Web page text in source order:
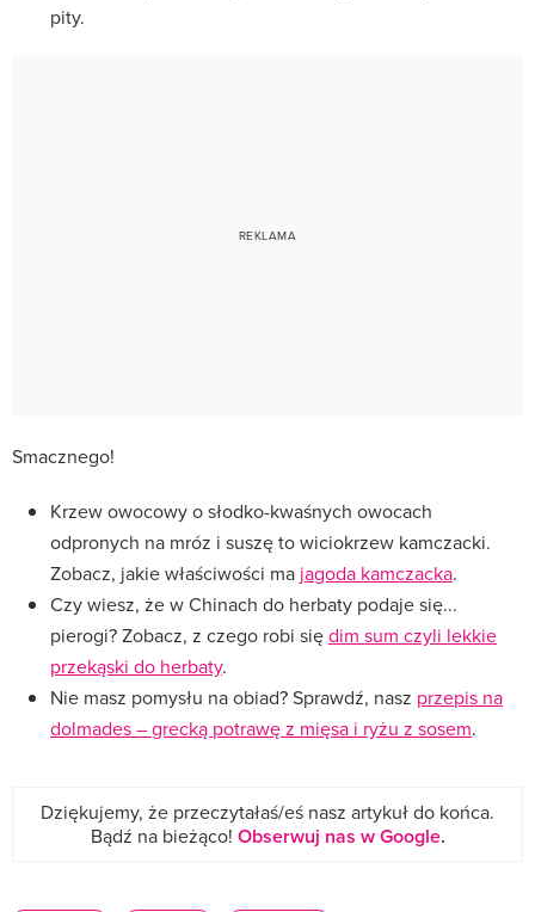
pity.
Smacznego!
Krzew owocowy o słodko-kwaśnych owocach
odpronych na mróz i suszę to wiciokrzew kamczacki.
Zobacz, jakie właściwości ma jagoda kamczacka.
Czy wiesz, że w Chinach do herbaty podaje się...
pierogi? Zobacz, z czego robi siędim sum czyli lekkie
przekąski do herbaty.
Nie masz pomysłu na obiad? Sprawdź, nasz przepis na
dolmades – grecką potrawę z mięsa i ryżu z sosem.
Dziękujemy, że przeczytałaś/eś nasz artykuł do końca.
Bądź na bieżąco! Obserwuj nas w Google.